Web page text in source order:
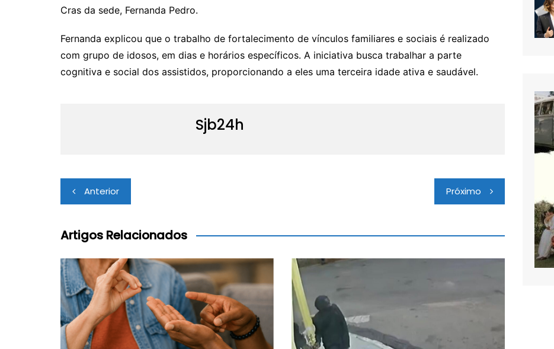
Cras da sede, Fernanda Pedro.
Fernanda explicou que o trabalho de fortalecimento de vínculos familiares e sociais é realizado
com grupo de idosos, em dias e horários específicos. A iniciativa busca trabalhar a parte
cognitiva e social dos assistidos, proporcionando a eles uma terceira idade ativa e saudável.
Sjb24h
Navegação
de
Post
Anterior Próximo
Artigos Relacionados